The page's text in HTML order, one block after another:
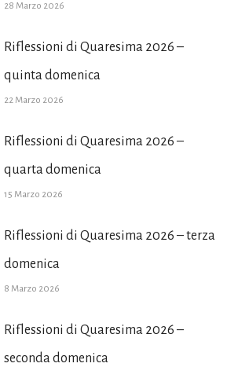
28 Marzo 2026
Riflessioni di Quaresima 2026 –
quinta domenica
22 Marzo 2026
Riflessioni di Quaresima 2026 –
quarta domenica
15 Marzo 2026
Riflessioni di Quaresima 2026 – terza
domenica
8 Marzo 2026
Riflessioni di Quaresima 2026 –
seconda domenica